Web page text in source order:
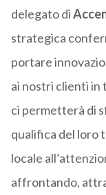
delegato di
strategica
portare
ai nostri clienti in
ci permetterà di
qualifica del loro
locale
affrontando,